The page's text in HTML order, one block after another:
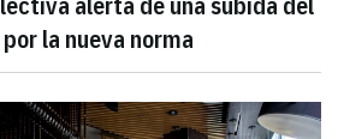
la nueva norma